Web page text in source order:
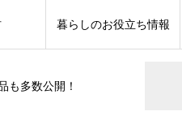
も多数公開！
暮らしのお役立ち情報